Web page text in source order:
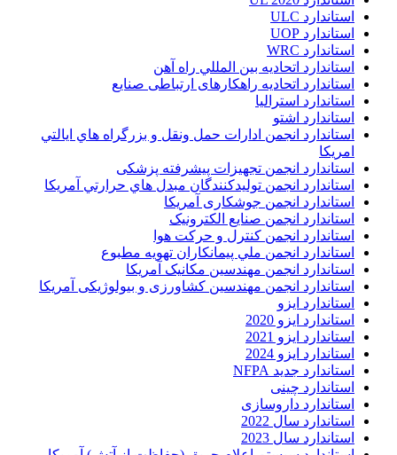
استاندارد ULC
استاندارد UOP
استاندارد WRC
استاندارد اتحاديه بين المللي راه آهن
استاندارد اتحادیه راهکارهای ارتباطی صنایع
استاندارد استرالیا
استاندارد اشتو
استاندارد انجمن ادارات حمل ونقل و بزرگراه هاي ايالتي
امريکا
استاندارد انجمن تجهیزات پیشرفته پزشکی
استاندارد انجمن توليدکنندگان مبدل هاي حرارتي آمريکا
استاندارد انجمن جوشکاری آمریکا
استاندارد انجمن صنايع الکترونيک
استاندارد انجمن کنترل و حرکت هوا
استاندارد انجمن ملي پيمانکاران تهويه مطبوع
استاندارد انجمن مهندسين مکانيک آمريکا
استاندارد انجمن مهندسین کشاورزی و بیولوژیکی آمریکا
استاندارد ایزو
استاندارد ایزو 2020
استاندارد ایزو 2021
استاندارد ایزو 2024
استاندارد جدید NFPA
استاندارد چینی
استاندارد داروسازی
استاندارد سال 2022
استاندارد سال 2023